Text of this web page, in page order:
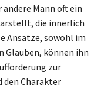
Mann oft ein
die innerlich
Ansätze, sowohl im
Glauben, können ihn
zur
den Charakter